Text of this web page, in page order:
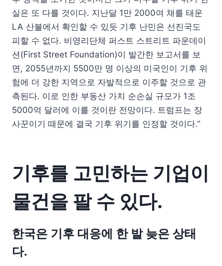
실은 또 다를 것이다. 지난달 1만 2000여 채를 태운
LA 산불에서 확인할 수 있듯 기후 난민은 선진국도
피할 수 없다. 비영리단체 퍼스트 스트리트 파운데이
션(First Street Foundation)이 발간한 보고서를 보
면, 2055년까지 5500만 명 이상의 미국인이 기후 위
험에 더 강한 지역으로 자발적으로 이주할 것으로 관
측된다. 이로 인한 부동산 가치 순손실 규모가 1조
5000억 달러에 이를 것이란 전망이다. 트럼프는 장
사꾼이기 때문에 결국 기후 위기를 인정할 것이다.”
기후를 고민하는 기업이
물건을 팔 수 있다.
한국은 기후 대응에 한 발 늦은 상태
다.